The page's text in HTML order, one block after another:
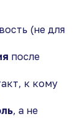
(не для
после
к кому
, а не